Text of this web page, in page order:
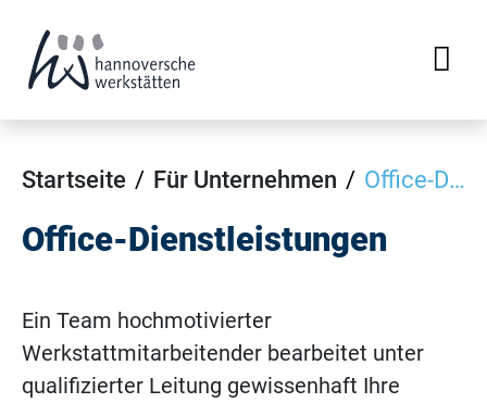
Startseite Für Unternehmen Office-Dienstleistungen
Office-Dienstleistungen
Ein Team hochmotivierter
Werkstattmitarbeitender bearbeitet unter
qualifizierter Leitung gewissenhaft Ihre